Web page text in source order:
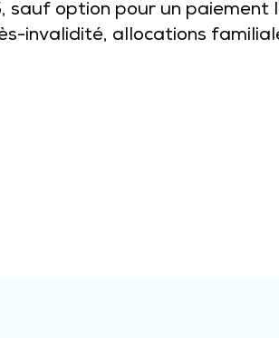
sauf option pour un
invalidité, allocations